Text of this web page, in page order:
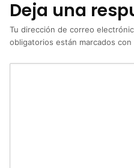
Deja una
Tu dirección de correo
obligatorios están marcados con